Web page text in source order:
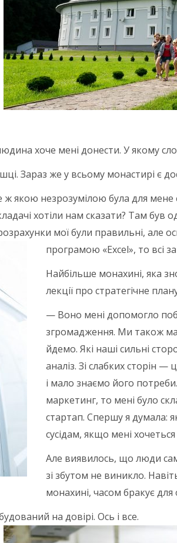
хоче мені донести. У якому
Зараз же у всьому монастирі є
якою незрозумілою була для мене
хотіли нам сказати? Там був
мої були правильні, але
програмою «Excel», то всі
Найбільше монахині, яка
лекції про стратегічне
— Воно мені допомогло
згромадження. Ми також
йдемо. Які наші сильні
аналіз. Зі слабких сторін —
і мало знаємо його
маркетинг, то мені було
стартап. Спершу я думала:
сусідам, якщо мені
Але виявилось, що люди
зі збутом не виникло.
монахині, часом бракує для
на довірі. Ось і все.